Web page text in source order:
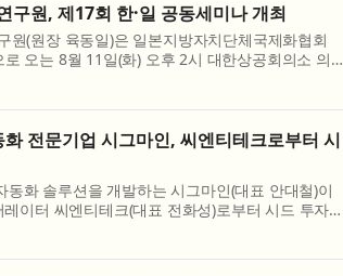
구원, 제17회 한·일 공동세미나 개최
원(원장 육동일)은 일본지방자치단체국제화협회
로 오는 8월 11일(화) 오후 2시 대한상공회의소 의원
한·일 공동세미나’를 개최한다. 이번 세미나는 ‘지
전문기업 시그마인, 씨엔티테크로부터 시
동화 솔루션을 개발하는 시그마인(대표 안대철)이
이터 씨엔티테크(대표 전화성)로부터 시드 투자를
혔다. 투자금액은 비공개다. 시그마인은 이번 투자